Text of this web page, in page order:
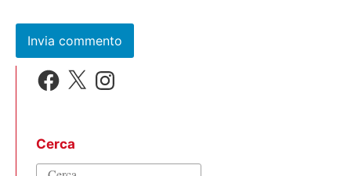
Facebook
X Instagram
Cerca
Ricerca